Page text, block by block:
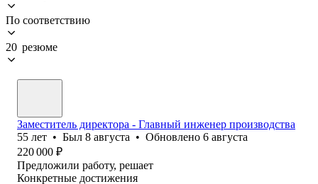
По соответствию
20 резюме
Заместитель директора - Главный инженер производства
55 лет • Был 8 августа • Обновлено 6 августа
220 000 ₽
Предложили работу, решает
Конкретные достижения